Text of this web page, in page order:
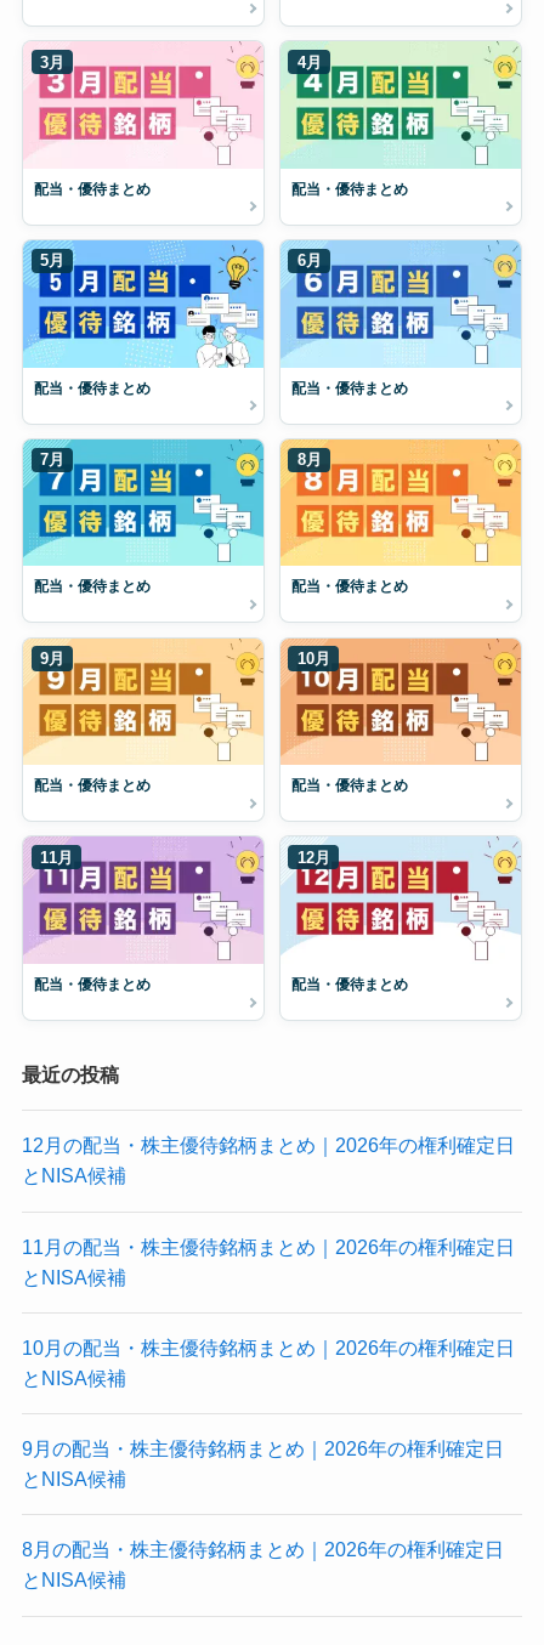
3月
配当・優待まとめ
4月
配当・優待まとめ
5月
配当・優待まとめ
6月
配当・優待まとめ
7月
配当・優待まとめ
8月
配当・優待まとめ
9月
配当・優待まとめ
10月
配当・優待まとめ
11月
配当・優待まとめ
12月
配当・優待まとめ
最近の投稿
12月の配当・株主優待銘柄まとめ｜2026年の権利確定日
とNISA候補
11月の配当・株主優待銘柄まとめ｜2026年の権利確定日
とNISA候補
10月の配当・株主優待銘柄まとめ｜2026年の権利確定日
とNISA候補
9月の配当・株主優待銘柄まとめ｜2026年の権利確定日
とNISA候補
8月の配当・株主優待銘柄まとめ｜2026年の権利確定日
とNISA候補